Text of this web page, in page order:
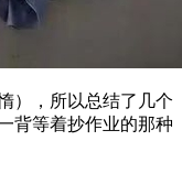
，所以总结了几个
背等着抄作业的那种